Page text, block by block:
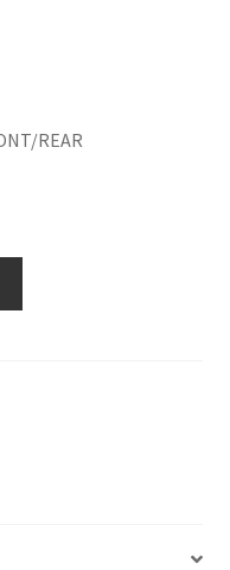
REAR